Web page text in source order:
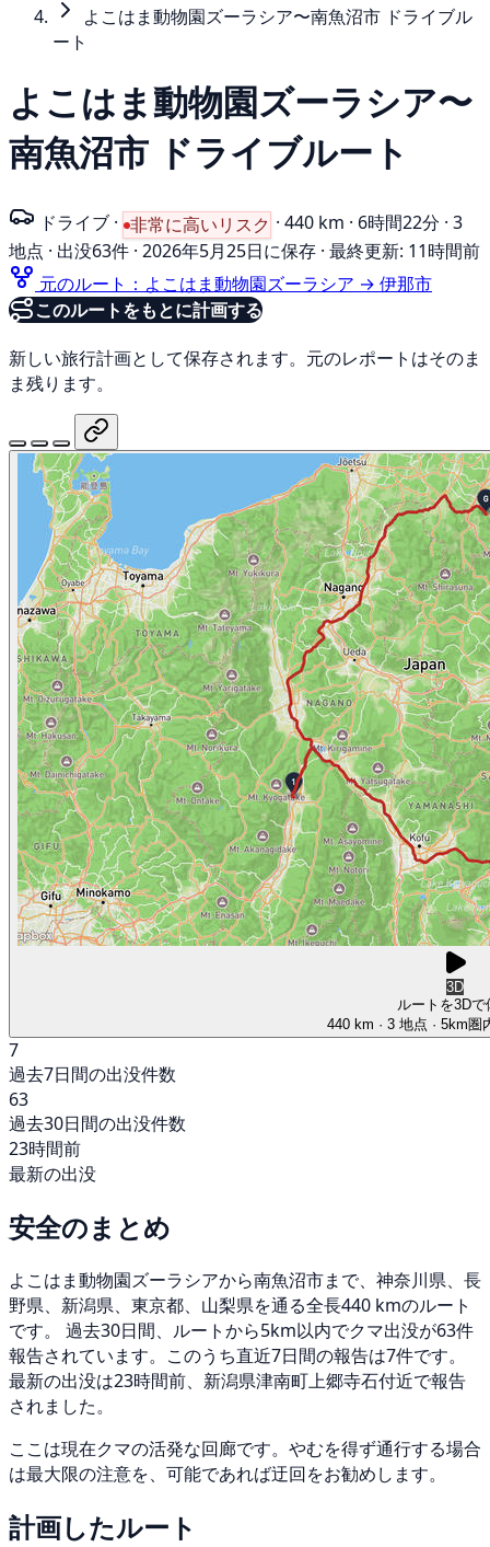
よこはま動物園ズーラシア〜南魚沼市 ドライブル
ート
よこはま動物園ズーラシア〜
南魚沼市 ドライブルート
ドライブ · 非常に高いリスク · 440 km · 6時間22分 · 3
地点 · 出没63件 · 2026年5月25日に保存 · 最終更新: 11時間前
元のルート：よこはま動物園ズーラシア → 伊那市
このルートをもとに計画する
新しい旅行計画として保存されます。元のレポートはそのま
ま残ります。
3D
ルートを3Dで
440 km · 3 地点 · 5km圏
7
過去7日間の出没件数
63
過去30日間の出没件数
23時間前
最新の出没
安全のまとめ
よこはま動物園ズーラシアから南魚沼市まで、神奈川県、長
野県、新潟県、東京都、山梨県を通る全長440 kmのルート
です。 過去30日間、ルートから5km以内でクマ出没が63件
報告されています。このうち直近7日間の報告は7件です。
最新の出没は23時間前、新潟県津南町上郷寺石付近で報告
されました。
ここは現在クマの活発な回廊です。やむを得ず通行する場合
は最大限の注意を、可能であれば迂回をお勧めします。
計画したルート